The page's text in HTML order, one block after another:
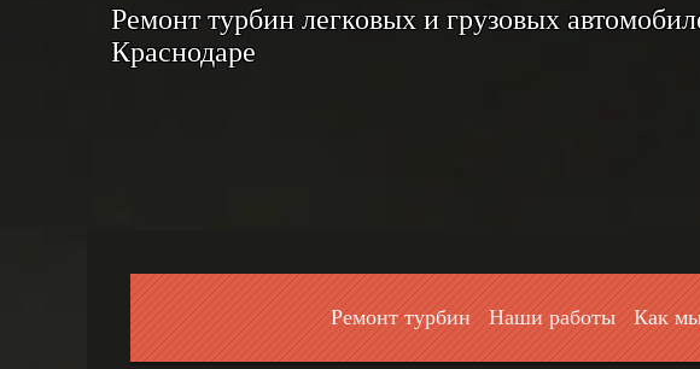
Ремонт турбин легковых и грузовых
Краснодаре
Ремонт турбин Наши работы Как